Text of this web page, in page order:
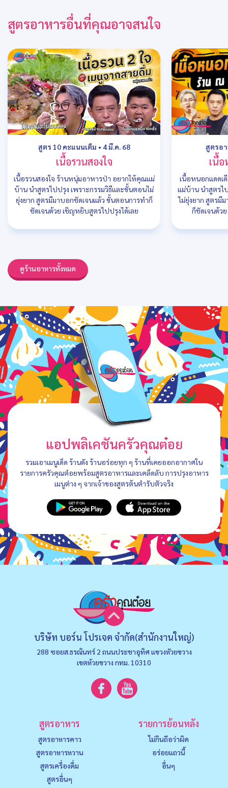
สูตรอาหารอื่นที่คุณอาจสนใจ
สูตร 10 คะแนนเต็ม • 4 มี.ค. 68
เนื้อรวนสองใจ
เนื้อรวนสองใจ ร้านหนุ่มอาหารป่า อยากให้คุณแม่
บ้าน นำสูตรไปปรุง เพราะกรรมวิธีและขั้นตอนไม่
ยุ่งยาก สูตรมีมาบอกชัดเจนแล้ว ขั้นตอนการทำก็
ชัดเจนด้วย เชิญหยิบสูตรไปปรุงได้เลย
สูตรอ
เนื้
เนื้อหนอกแดดเ
แม่บ้าน นำสูตรไ
ไม่ยุ่งยาก สูตรมี
ก็ชัดเจนด้ว
ดูร้านอาหารทั้งหมด
แอปพลิเคชันครัวคุณต๋อย
รวมเอาเมนูเด็ด ร้านดัง ร้านอร่อยทุก ๆ ร้านที่เคยออกอากาศใน
รายการครัวคุณต๋อยพร้อมสูตรอาหารและเคล็ดลับ การปรุงอาหาร
เมนูต่าง ๆ จากเจ้าของสูตรต้นตำรับตัวจริง
บริษัท บอร์น โปรเจค จำกัด(สำนักงานใหญ่)
288 ซอยส.ธรณินทร์ 2 ถนนประชาอุทิศ แขวงหัวยขวาง
เขตห้วยขวาง กทม. 10310
สูตรอาหาร
สูตรอาหารคาว
สูตรอาหารหวาน
สูตรเครื่องดื่ม
สูตรอื่นๆ
รายการย้อนหลัง
ไม่กินถือว่าผิด
อร่อยแถวนี้
อื่นๆ